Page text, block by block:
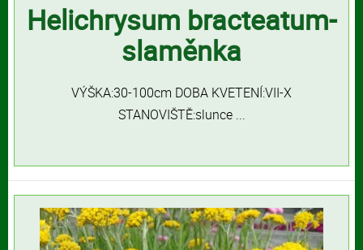
Helichrysum bracteatum-
slaměnka
VÝŠKA:30-100cm DOBA KVETENÍ:VII-X
STANOVIŠTĚ:slunce ...